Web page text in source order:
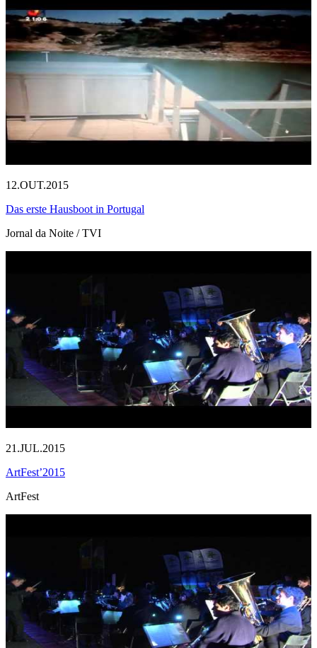
12.OUT.2015
Das erste Hausboot in Portugal
Jornal da Noite / TVI
21.JUL.2015
ArtFest’2015
ArtFest